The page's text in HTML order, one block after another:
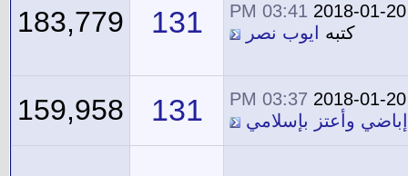
2018-01-20
03:41 PM
كتبه
ايوب نصر 131
183,779
2018-01-20
03:37 PM
إباضي وأعتز بإسلامي
131
159,958